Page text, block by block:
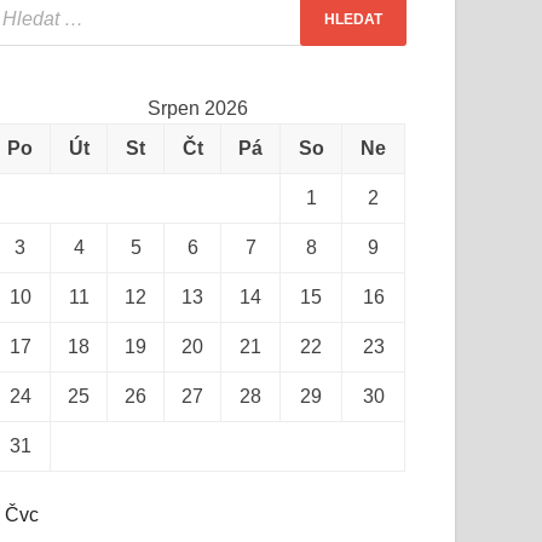
Srpen 2026
Po
Út St Čt Pá So Ne
1 2
3 4 5 6 7 8 9
10 11 12 13 14 15 16
17 18 19 20 21 22 23
24 25 26 27 28 29 30
31
Čvc